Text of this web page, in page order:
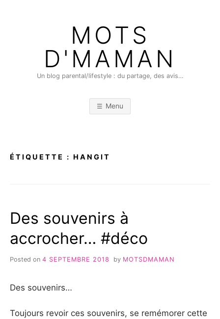
MOTS
D'MAMAN
Un blog parental/lifestyle : du partage, des avis…
Menu
ÉTIQUETTE : HANGIT
Des souvenirs à
accrocher… #déco
Posted on 4 SEPTEMBRE 2018 by MOTSDMAMAN
Des souvenirs…
Toujours revoir ces souvenirs, se remémorer cette